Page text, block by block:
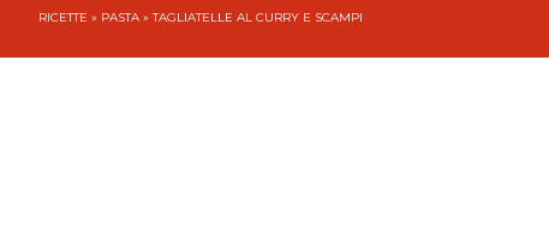
RICETTE » PASTA » TAGLIATELLE AL CURRY E SCAMPI